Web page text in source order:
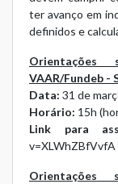
ter avanço em
definidos e
VAAR/Fundeb -
Data: 31 de
Horário: 15h
Link para
v=XLWhZBfVvfA